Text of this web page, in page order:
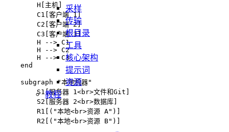
采样
传输
根目录
工具
核心架构
提示词
资源
教程
        H[主机]
        C1[客户端 1]
        C2[客户端 2]
        C3[客户端 3]
        H --> C1
        H --> C2
        H --> C3
    end
    subgraph "本地机器"
        S1[服务器 1<br>文件和Git]
        S2[服务器 2<br>数据库]
        R1[("本地<br>资源 A")]
        R2[("本地<br>资源 B")]